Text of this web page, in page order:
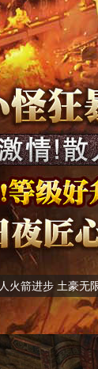
火箭进步 土豪